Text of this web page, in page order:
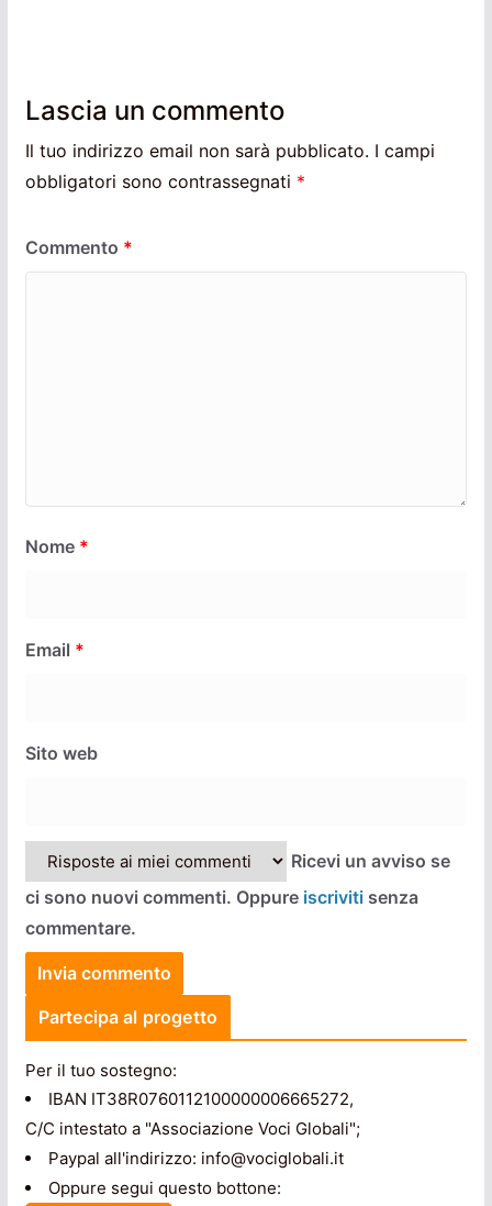
Lascia un commento
Il tuo indirizzo email non sarà pubblicato. I campi
obbligatori sono contrassegnati *
Commento *
Nome *
Email *
Sito web
Ricevi un avviso se
ci sono nuovi commenti. Oppure iscrivitisenza
commentare.
Partecipa al progetto
Per il tuo sostegno:
IBAN IT38R0760112100000006665272,
C/C intestato a "Associazione Voci Globali";
Paypal all'indirizzo: info@vociglobali.it
Oppure segui questo bottone: